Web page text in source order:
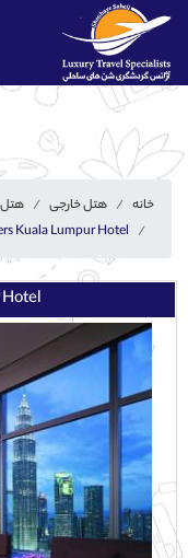
خانه هتل خارجی هتل
Kuala Lumpur Hotel
Hotel